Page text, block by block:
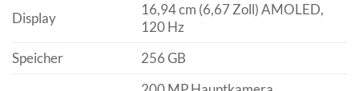
Display
16,94 cm (6,67 Zoll) AMOLED,
120 Hz
Speicher
256 GB